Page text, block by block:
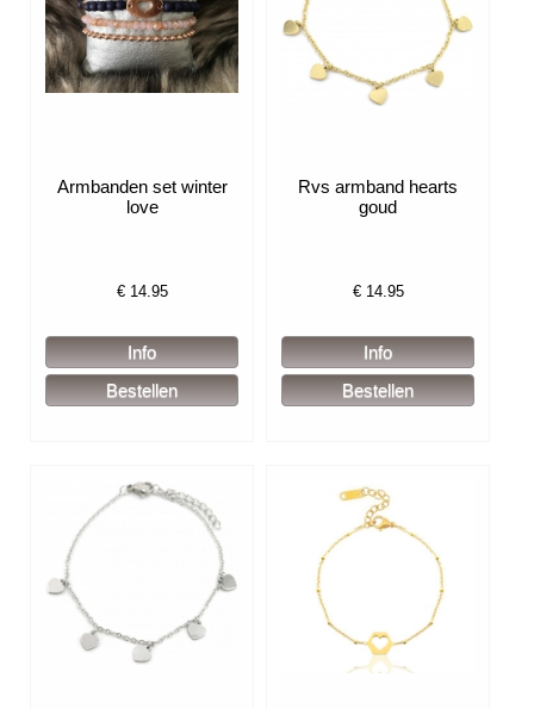
Armbanden set winter
love
€ 14.95
Rvs armband hearts
goud
€ 14.95